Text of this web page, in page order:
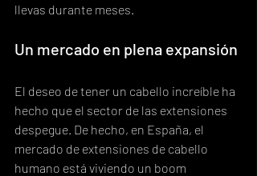
llevas durante meses.
Un mercado en plena expansión
El deseo de tener un cabello increíble ha
hecho que el sector de las extensiones
despegue. De hecho, en España, el
mercado de extensiones de cabello
humano está viviendo un boom